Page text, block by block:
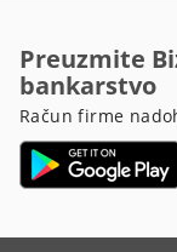
Preuzmite
bankarstvo
Račun firme